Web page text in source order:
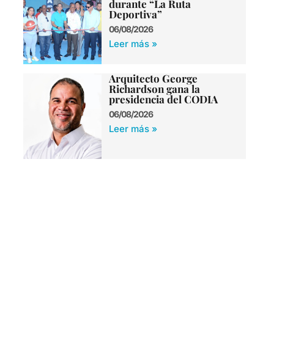
durante “La Ruta
Deportiva”
06/08/2026
Leer más »
Arquitecto George
Richardson gana la
presidencia del CODIA
06/08/2026
Leer más »